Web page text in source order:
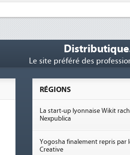
Le site préféré des
RÉGIONS
La start-up lyonnaise Wikit
Nexpublica
Yogosha finalement repris par
Creative